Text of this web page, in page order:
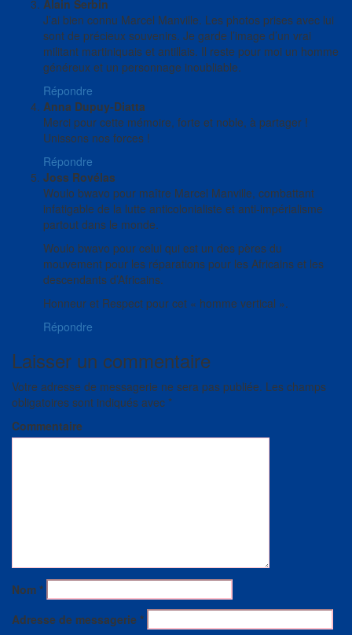
Alain Serbin
J’ai bien connu Marcel Manville. Les photos prises avec lui
sont de précieux souvenirs. Je garde l’image d’un vrai
militant martiniquais et antillais. Il reste pour moi un homme
généreux et un personnage inoubliable.
Répondre
Anna Dupuy-Diatta
Merci pour cette mémoire, forte et noble, à partager !
Unissons nos forces !
Répondre
Joss Rovélas
Woulo bwavo pour maître Marcel Manville, combattant
infatigable de la lutte anticolonialiste et anti-impérialisme
partout dans le monde.
Woulo bwavo pour celui qui est un des pères du
mouvement pour les réparations pour les Africains et les
descendants d’Africains.
Honneur et Respect pour cet « homme vertical ».
Répondre
Laisser un commentaire
Votre adresse de messagerie ne sera pas publiée. Les champs
obligatoires sont indiqués avec *
Commentaire
Nom *
Adresse de messagerie *